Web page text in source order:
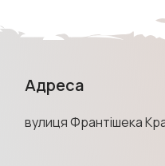
Адреса
вулиця Франтішека